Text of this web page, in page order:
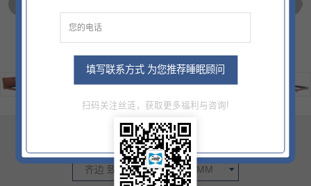
尺寸
齐边 致雅全皮1800X2000MM
填写联系方式 为您推荐睡眠顾问
扫码关注丝涟，获取更多福利与咨询!